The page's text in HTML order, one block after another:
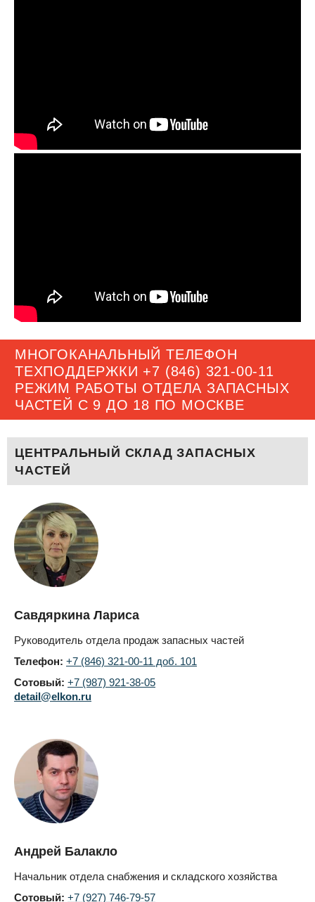
МНОГОКАНАЛЬНЫЙ ТЕЛЕФОН
ТЕХПОДДЕРЖКИ +7 (846) 321-00-11
РЕЖИМ РАБОТЫ ОТДЕЛА ЗАПАСНЫХ
ЧАСТЕЙ С 9 ДО 18 ПО МОСКВЕ
ЦЕНТРАЛЬНЫЙ СКЛАД ЗАПАСНЫХ
ЧАСТЕЙ
Савдяркина Лариса
Руководитель отдела продаж запасных частей
Телефон: +7 (846) 321-00-11 доб. 101
Сотовый: +7 (987) 921-38-05
detail@elkon.ru
Андрей Балакло
Начальник отдела снабжения и складского хозяйства
Сотовый: +7 (927) 746-79-57